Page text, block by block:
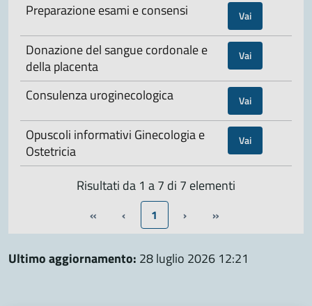
Preparazione esami e consensi Vai
Donazione del sangue cordonale e
della placenta
Vai
Consulenza uroginecologica Vai
Opuscoli informativi Ginecologia e
Ostetricia
Vai
Risultati da 1 a 7 di 7 elementi
« ‹ 1 › »
Ultimo aggiornamento: 28 luglio 2026 12:21